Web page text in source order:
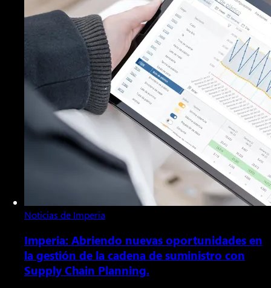
Noticias de Imperia
Imperia: Abriendo nuevas oportunidades en
la gestión de la cadena de suministro con
Supply Chain Planning.